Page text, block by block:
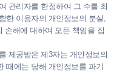
관리자를 한정하여 그 수를 최
한 이용자의 개인정보의 분실,
손해에 대하여 모든 책임을 집
제공받은 제3자는 개인정보의
때에는 당해 개인정보를 파기